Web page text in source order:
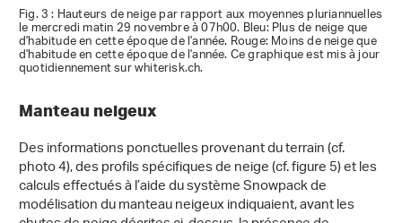
Fig. 3 : Hauteurs de neige par rapport aux moyennes pluriannuelles
le mercredi matin 29 novembre à 07h00. Bleu: Plus de neige que
d'habitude en cette époque de l'année. Rouge: Moins de neige que
d'habitude en cette époque de l'année. Ce graphique est mis à jour
quotidiennement sur whiterisk.ch.
Manteau neigeux
Des informations ponctuelles provenant du terrain (cf.
photo 4), des profils spécifiques de neige (cf. figure 5) et les
calculs effectués à l’aide du système Snowpack de
modélisation du manteau neigeux indiquaient, avant les